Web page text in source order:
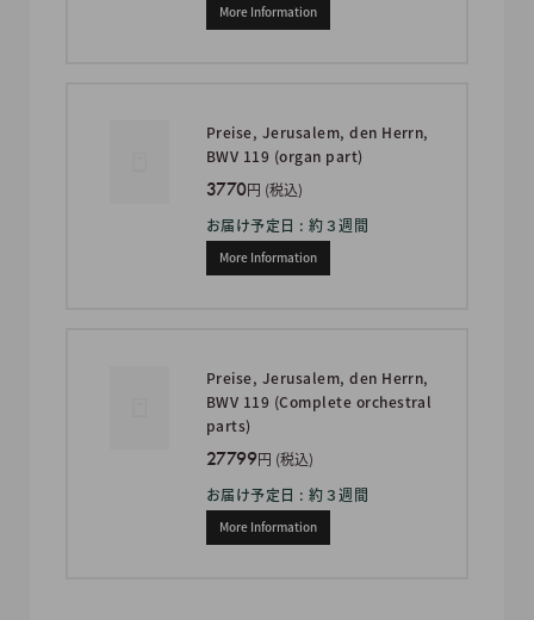
More Information
Preise, Jerusalem, den Herrn,
BWV 119 (organ part)
3770円 (税込)
お届け予定日 : 約３週間
More Information
Preise, Jerusalem, den Herrn,
BWV 119 (Complete orchestral
parts)
27799円 (税込)
お届け予定日 : 約３週間
More Information